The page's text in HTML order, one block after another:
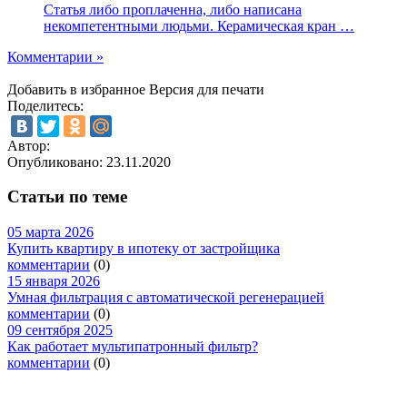
Статья либо проплаченна, либо написана
некомпетентными людьми. Керамическая кран …
Комментарии »
Добавить в избранное Версия для печати
Поделитесь:
Автор:
Опубликовано: 23.11.2020
Статьи по теме
05 марта 2026
Купить квартиру в ипотеку от застройщика
комментарии (0)
15 января 2026
Умная фильтрация с автоматической регенерацией
комментарии (0)
09 сентября 2025
Как работает мультипатронный фильтр?
комментарии (0)